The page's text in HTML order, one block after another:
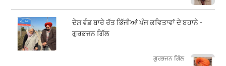
ਦੇਸ਼ ਵੰਡ ਬਾਰੇ ਰੱਤ ਭਿੱਜੀਆਂ ਪੰਜ ਕਵਿਤਾਵਾਂ ਦੇ ਬਹਾਨੇ -
ਗੁਰਭਜਨ ਗਿੱਲ
​​​​​​​ਗੁਰਭਜਨ ਗਿੱਲ